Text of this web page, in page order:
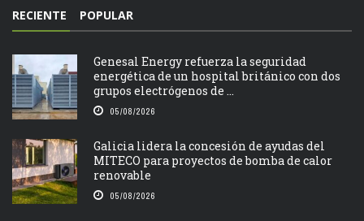
RECIENTE POPULAR
Genesal Energy refuerza la seguridad
energética de un hospital británico con dos
grupos electrógenos de ...
05/08/2026
Galicia lidera la concesión de ayudas del
MITECO para proyectos de bomba de calor
renovable
05/08/2026